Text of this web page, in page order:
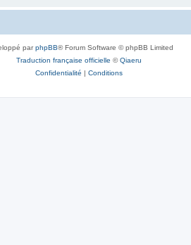
parphpBB® Forum Software © phpBB Limited
Traduction française officielle ©Qiaeru
Confidentialité | Conditions